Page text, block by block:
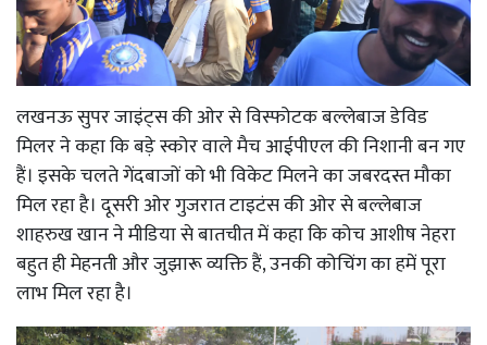
लखनऊ सुपर जाइंट्स की ओर से विस्फोटक बल्लेबाज डेविड
मिलर ने कहा कि बड़े स्कोर वाले मैच आईपीएल की निशानी बन गए
हैं। इसके चलते गेंदबाजों को भी विकेट मिलने का जबरदस्त मौका
मिल रहा है। दूसरी ओर गुजरात टाइटंस की ओर से बल्लेबाज
शाहरुख खान ने मीडिया से बातचीत में कहा कि कोच आशीष नेहरा
बहुत ही मेहनती और जुझारू व्यक्ति हैं, उनकी कोचिंग का हमें पूरा
लाभ मिल रहा है।